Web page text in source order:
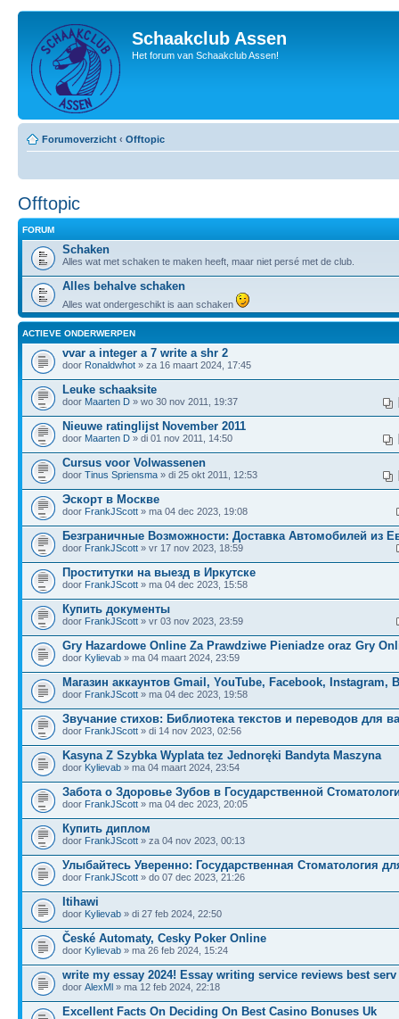
Schaakclub Assen
Het forum van Schaakclub Assen!
Forumoverzicht ‹ Offtopic
Offtopic
FORUM
Schaken
Alles wat met schaken te maken heeft, maar niet persé met de club.
Alles behalve schaken
Alles wat ondergeschikt is aan schaken
ACTIEVE ONDERWERPEN
vvar a integer a 7 write a shr 2
door Ronaldwhot » za 16 maart 2024, 17:45
Leuke schaaksite
door Maarten D » wo 30 nov 2011, 19:37
Nieuwe ratinglijst November 2011
door Maarten D » di 01 nov 2011, 14:50
Cursus voor Volwassenen
door Tinus Spriensma » di 25 okt 2011, 12:53
Эскорт в Москве
door FrankJScott » ma 04 dec 2023, 19:08
Безграничные Возможности: Доставка Автомобилей из
door FrankJScott » vr 17 nov 2023, 18:59
Проститутки на выезд в Иркутске
door FrankJScott » ma 04 dec 2023, 15:58
Купить документы
door FrankJScott » vr 03 nov 2023, 23:59
Gry Hazardowe Online Za Prawdziwe Pieniadze oraz Gry
door Kylievab » ma 04 maart 2024, 23:59
Магазин аккаунтов Gmail, YouTube, Facebook, Instagram,
door FrankJScott » ma 04 dec 2023, 19:58
Звучание стихов: Библиотека текстов и переводов для
door FrankJScott » di 14 nov 2023, 02:56
Kasyna Z Szybka Wyplata tez Jednoręki Bandyta Maszyna
door Kylievab » ma 04 maart 2024, 23:54
Забота о Здоровье Зубов в Государственной
door FrankJScott » ma 04 dec 2023, 20:05
Купить диплом
door FrankJScott » za 04 nov 2023, 00:13
Улыбайтесь Уверенно: Государственная Стоматология
door FrankJScott » do 07 dec 2023, 21:26
Itihawi
door Kylievab » di 27 feb 2024, 22:50
České Automaty, Cesky Poker Online
door Kylievab » ma 26 feb 2024, 15:24
write my essay 2024! Essay writing service reviews best serv
door AlexMl » ma 12 feb 2024, 22:18
Excellent Facts On Deciding On Best Casino Bonuses Uk